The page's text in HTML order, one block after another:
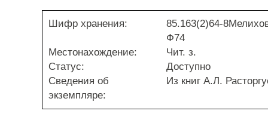
Шифр хранения:
85.163(2)64-
Ф74
Местонахождение:
Чит. з.
Статус:
Доступно
Сведения об
экземпляре:
Из книг А.Л.